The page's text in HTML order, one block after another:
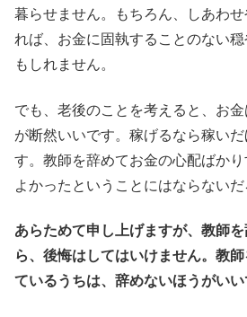
暮らせません。もちろん、しあわ
れば、お金に固執することのない
もしれません。
でも、老後のことを考えると、お
が断然いいです。稼げるなら稼い
す。教師を辞めてお金の心配ばか
よかったということにはならないだ
あらためて申し上げますが、教師
ら、後悔はしてはいけません。教
ているうちは、辞めないほうがいい